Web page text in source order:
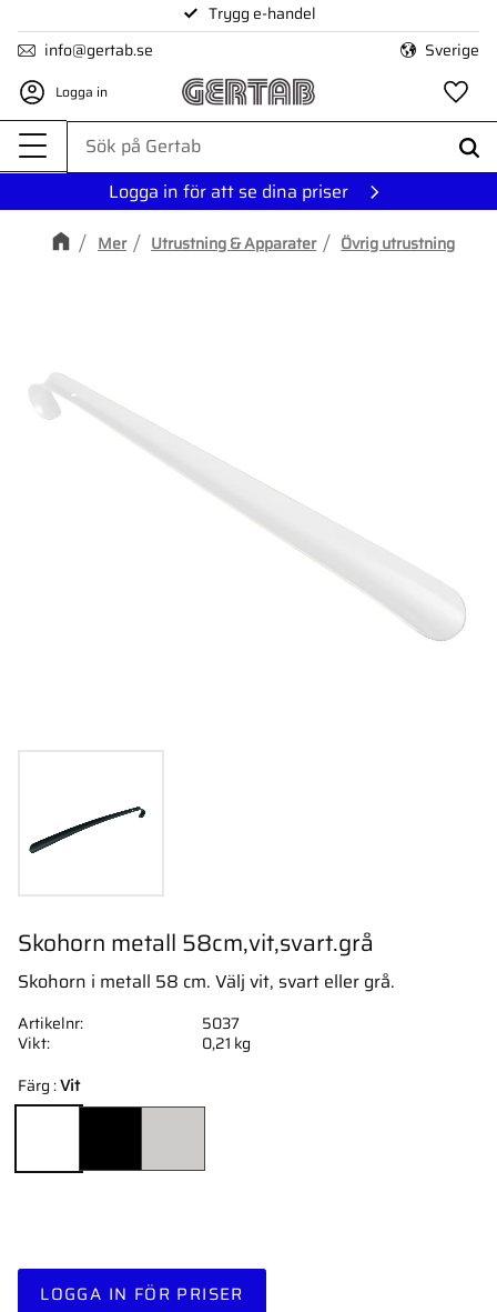
Meny
Trygg e-handel
info@gertab.se
Sverige
Logga in
Logga in för att se dina priser
Mer Utrustning & Apparater Övrig utrustning
Skohorn metall 58cm,vit,svart.grå
Skohorn i metall 58 cm. Välj vit, svart eller grå.
Färg :Vit
LOGGA IN FÖR PRISER
Artikelnr
5037
Vikt
0,21 kg